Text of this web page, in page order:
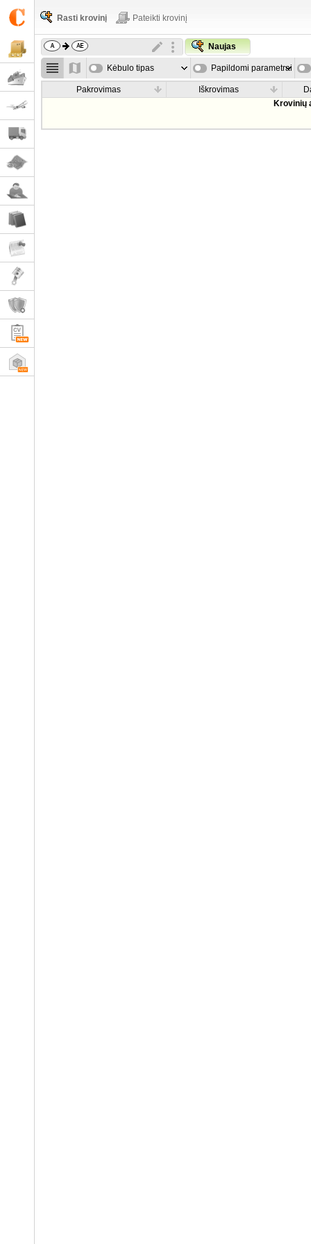
Rasti krovinį Pateikti krovinį
Naujas
Kėbulo tipas Papildomi parametrai
Pakrovimas Iškrovimas
Krovinių